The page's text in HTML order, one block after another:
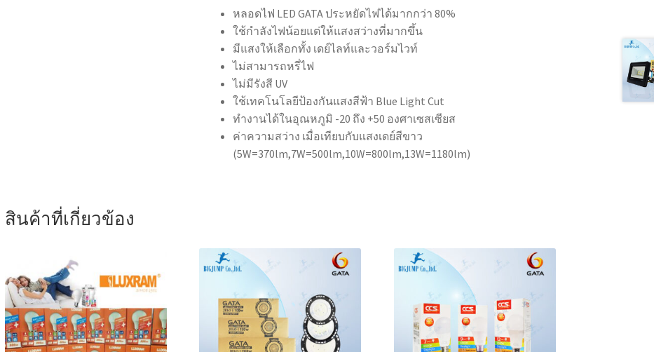
หลอดไฟ LED GATA ประหยัดไฟได้มากกว่า 80%
ใช้กำลังไฟน้อยแต่ให้แสงสว่างที่มากขึ้น
มีแสงให้เลือกทั้ง เดย์ไลท์และวอร์มไวท์
ไม่สามารถหรี่ไฟ
ไม่มีรังสี UV
ใช้เทคโนโลยีป้องกันแสงสีฟ้า Blue Light Cut
ทำงานได้ในอุณหภูมิ -20 ถึง +50 องศาเซสเซียส
ค่าความสว่าง เมื่อเทียบกับแสงเดย์สีขาว
(5W=370lm,7W=500lm,10W=800lm,13W=1180lm)
สินค้าที่เกี่ยวข้อง